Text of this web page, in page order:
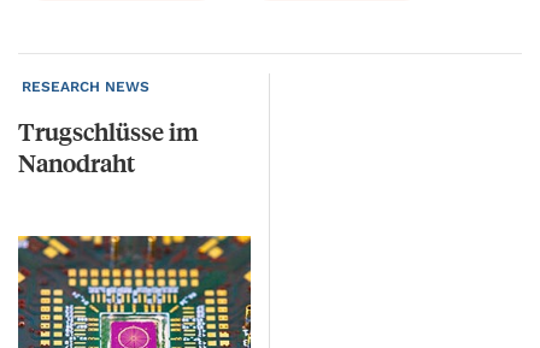
RESEARCH NEWS
Trugschlüsseim
Nanodraht